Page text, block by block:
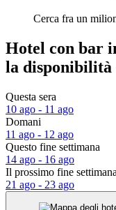
Cerca fra un
Hotel con bar
la disponibilità
Questa sera
10 ago - 11 ago
Domani
11 ago - 12 ago
Questo fine settimana
14 ago - 16 ago
Il prossimo fine settimana
21 ago - 23 ago